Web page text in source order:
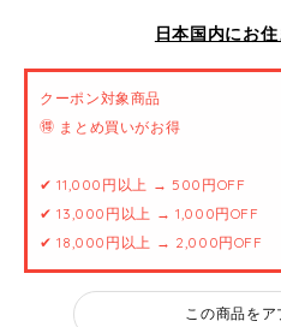
日本国内にお
クーポン対象商品
🉐 まとめ買いがお得
✔ 11,000円以上 → 500円OFF
✔ 13,000円以上 → 1,000円OFF
✔ 18,000円以上 → 2,000円OFF
この商品を